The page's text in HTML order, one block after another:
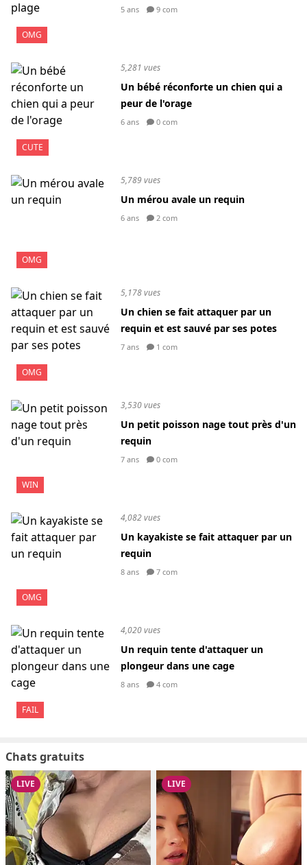
OMG
5 ans 9 com
CUTE
5,281 vues
Un bébé réconforte un chien qui a
peur de l'orage
6 ans 0 com
OMG
5,789 vues
Un mérou avale un requin
6 ans 2 com
OMG
5,178 vues
Un chien se fait attaquer par un
requin et est sauvé par ses potes
7 ans 1 com
WIN
3,530 vues
Un petit poisson nage tout près d'un
requin
7 ans 0 com
OMG
4,082 vues
Un kayakiste se fait attaquer par un
requin
8 ans 7 com
FAIL
4,020 vues
Un requin tente d'attaquer un
plongeur dans une cage
8 ans 4 com
Chats gratuits